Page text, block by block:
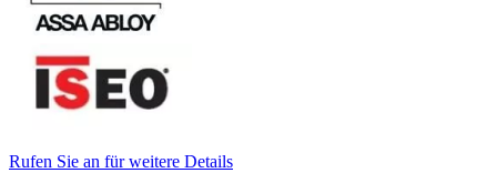
Rufen Sie an für weitere Details